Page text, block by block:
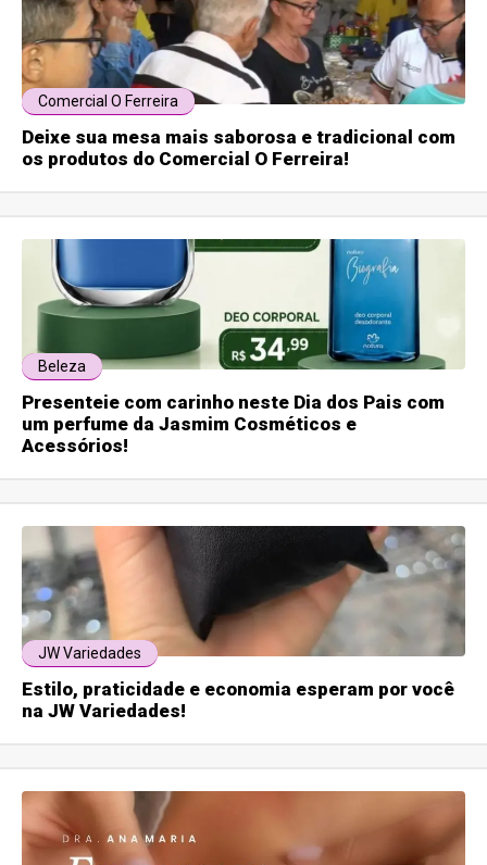
Comercial O Ferreira
Deixe sua mesa mais saborosa e tradicional com
os produtos do Comercial O Ferreira!
Beleza
Presenteie com carinho neste Dia dos Pais com
um perfume da Jasmim Cosméticos e
Acessórios!
JW Variedades
Estilo, praticidade e economia esperam por você
na JW Variedades!